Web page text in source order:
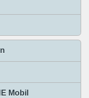
Mobil